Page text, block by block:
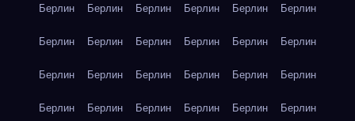
Берлин Берлин Берлин Берлин Берлин Берлин
Берлин Берлин Берлин Берлин Берлин Берлин
Берлин Берлин Берлин Берлин Берлин Берлин
Берлин Берлин Берлин Берлин Берлин Берлин